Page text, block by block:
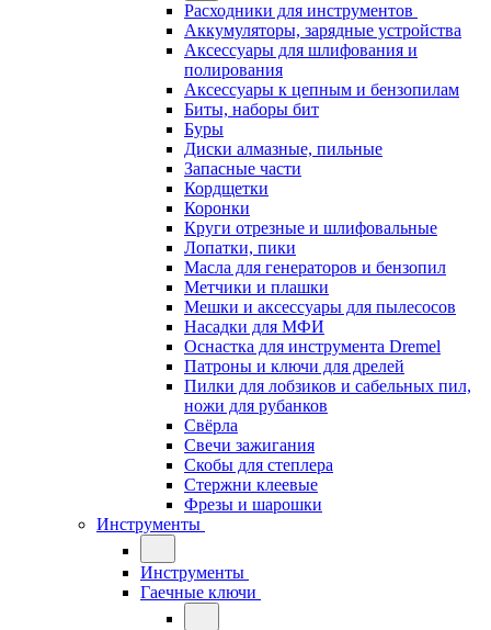
Расходники для инструментов
Аккумуляторы, зарядные устройства
Аксессуары для шлифования и
полирования
Аксессуары к цепным и бензопилам
Биты, наборы бит
Буры
Диски алмазные, пильные
Запасные части
Кордщетки
Коронки
Круги отрезные и шлифовальные
Лопатки, пики
Масла для генераторов и бензопил
Метчики и плашки
Мешки и аксессуары для пылесосов
Насадки для МФИ
Оснастка для инструмента Dremel
Патроны и ключи для дрелей
Пилки для лобзиков и сабельных пил,
ножи для рубанков
Свёрла
Свечи зажигания
Скобы для степлера
Стержни клеевые
Фрезы и шарошки
Инструменты
Инструменты
Гаечные ключи